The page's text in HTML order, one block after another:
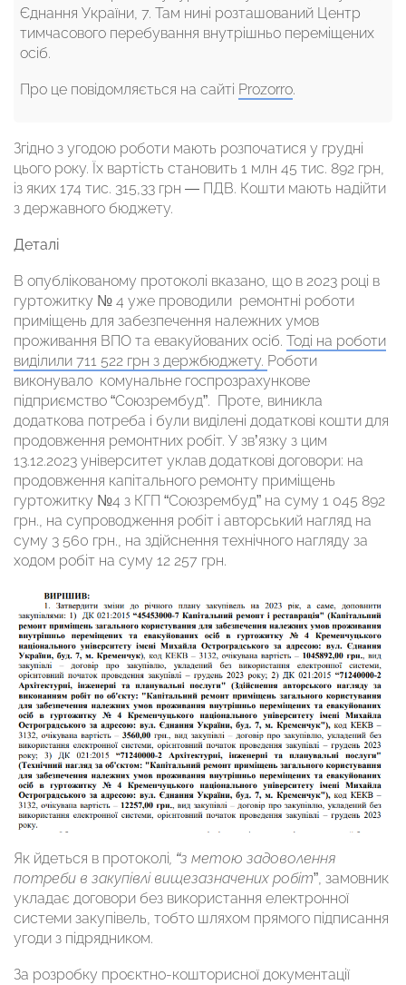
Єднання України, 7. Там нині розташований Центр
тимчасового перебування внутрішньо переміщених
осіб.
Про це повідомляється на сайті Prozorro.
Згідно з угодою роботи мають розпочатися у грудні
цього року. Їх вартість становить 1 млн 45 тис. 892 грн,
із яких 174 тис. 315,33 грн — ПДВ. Кошти мають надійти
з державного бюджету.
Деталі
В опублікованому протоколі вказано, що в 2023 році в
гуртожитку № 4 уже проводили ремонтні роботи
приміщень для забезпечення належних умов
проживання ВПО та евакуйованих осіб. Тоді на роботи
виділили 711 522 грн з держбюджету. Роботи
виконувало комунальне госпрозрахункове
підприємство “Союзрембуд”. Проте, виникла
додаткова потреба і були виділені додаткові кошти для
продовження ремонтних робіт. У зв’язку з цим
13.12.2023 університет уклав додаткові договори: на
продовження капітального ремонту приміщень
гуртожитку №4 з КГП “Союзрембуд” на суму 1 045 892
грн., на супроводження робіт і авторський нагляд на
суму 3 560 грн., на здійснення технічного нагляду за
ходом робіт на суму 12 257 грн.
Як йдеться в протоколі, “з метою задоволення
потреби в закупівлі вищезазначених робіт”, замовник
укладає договори без використання електронної
системи закупівель, тобто шляхом прямого підписання
угоди з підрядником.
За розробку проєктно-кошторисної документації